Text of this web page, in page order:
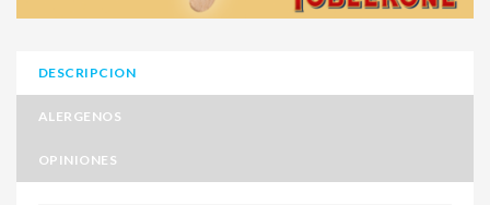
DESCRIPCION
ALERGENOS
OPINIONES